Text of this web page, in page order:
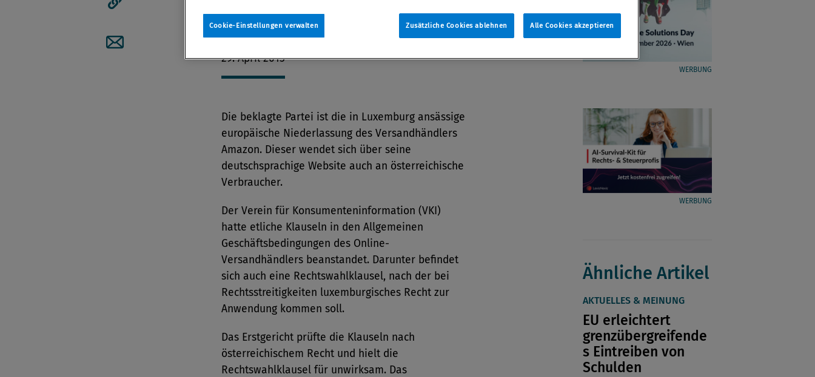
Artikellink kopieren
Artikel per Mail teilen
Gerichtshof den EuGH um eine Klarstellung.
29. April 2015
Die beklagte Partei ist die in Luxemburg ansässige
europäische Niederlassung des Versandhändlers
Amazon. Dieser wendet sich über seine
deutschsprachige Website auch an österreichische
Verbraucher.
Der Verein für Konsumenteninformation (VKI)
hatte etliche Klauseln in den Allgemeinen
Geschäftsbedingungen des Online-
Versandhändlers beanstandet. Darunter befindet
sich auch eine Rechtswahlklausel, nach der bei
Rechtsstreitigkeiten luxemburgisches Recht zur
Anwendung kommen soll.
Das Erstgericht prüfte die Klauseln nach
österreichischem Recht und hielt die
Rechtswahlklausel für unwirksam. Das
WERBUNG
WERBUNG
Ähnliche Artikel
AKTUELLES & MEINUNG
EU erleichtert
grenzübergreifende
s Eintreiben von
Schulden
Zusätzliche Cookies ablehnen Alle Cookies akzeptieren
Cookie-Einstellungen verwalten